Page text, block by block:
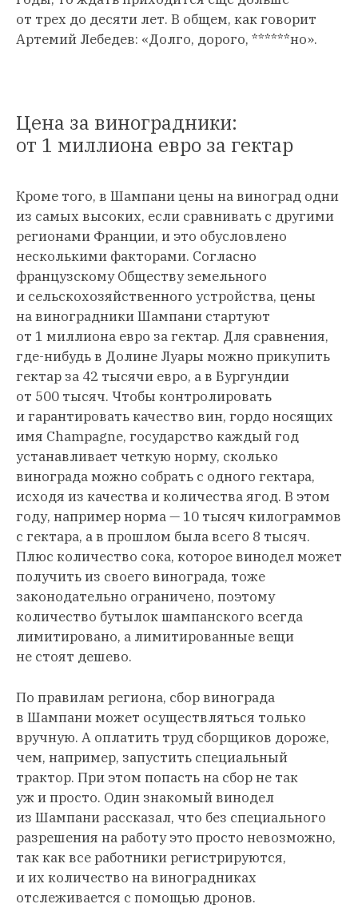
от трех до десяти лет. В общем, как говорит
Артемий Лебедев: «Долго, дорого, ******но».
Цена за виноградники:
от 1 миллиона евро за гектар
Кроме того, в Шампани цены на виноград одни
из самых высоких, если сравнивать с другими
регионами Франции, и это обусловлено
несколькими факторами. Согласно
французскому Обществу земельного
и сельскохозяйственного устройства, цены
на виноградники Шампани стартуют
от 1 миллиона евро за гектар. Для сравнения,
где-нибудь в Долине Луары можно прикупить
гектар за 42 тысячи евро, а в Бургундии
от 500 тысяч. Чтобы контролировать
и гарантировать качество вин, гордо носящих
имя Champagne, государство каждый год
устанавливает четкую норму, сколько
винограда можно собрать с одного гектара,
исходя из качества и количества ягод. В этом
году, например норма — 10 тысяч килограммов
с гектара, а в прошлом была всего 8 тысяч.
Плюс количество сока, которое винодел может
получить из своего винограда, тоже
законодательно ограничено, поэтому
количество бутылок шампанского всегда
лимитировано, а лимитированные вещи
не стоят дешево.
По правилам региона, сбор винограда
в Шампани может осуществляться только
вручную. А оплатить труд сборщиков дороже,
чем, например, запустить специальный
трактор. При этом попасть на сбор не так
уж и просто. Один знакомый винодел
из Шампани рассказал, что без специального
разрешения на работу это просто невозможно,
так как все работники регистрируются,
и их количество на виноградниках
отслеживается с помощью дронов.